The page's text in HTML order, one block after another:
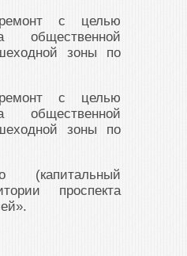
с целью
общественной
зоны по
с целью
общественной
зоны по
(капитальный
проспекта